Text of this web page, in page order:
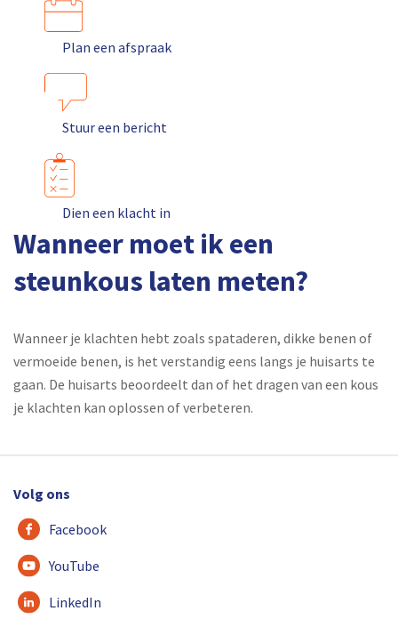
Plan een afspraak
Stuur een bericht
Dien een klacht in
Wanneer moet ik een
steunkous laten meten?
Wanneer je klachten hebt zoals spataderen, dikke benen of
vermoeide benen, is het verstandig eens langs je huisarts te
gaan. De huisarts beoordeelt dan of het dragen van een kous
je klachten kan oplossen of verbeteren.
Volg ons
Facebook
YouTube
LinkedIn